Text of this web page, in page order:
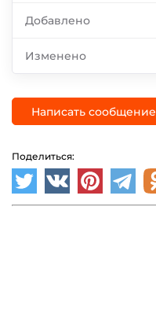
Добавлено
Изменено
Написать сообщение
Поделиться: